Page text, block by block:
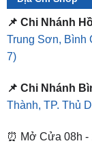
Trung Sơn, Bình
7)
📌 Chi Nhánh
⏰ Mở Cửa 08h -
❤️ Dịch vụ làm